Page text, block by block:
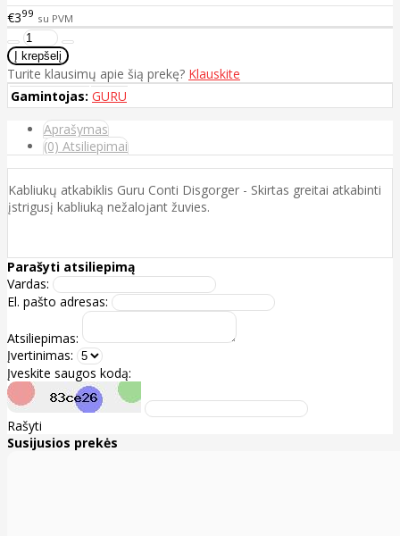
€399 su PVM
Turite klausimų apie šią prekę? Klauskite
Gamintojas: GURU
Aprašymas
(0) Atsiliepimai
Kabliukų atkabiklis Guru Conti Disgorger - Skirtas greitai atkabinti
įstrigusį kabliuką nežalojant žuvies.
Parašyti atsiliepimą
Vardas:
El. pašto adresas:
Atsiliepimas:
Įvertinimas:
Įveskite saugos kodą:
Rašyti
Susijusios prekės